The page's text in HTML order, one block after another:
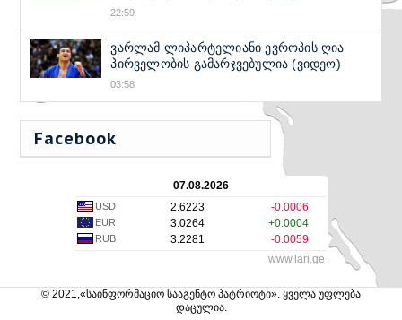
22:59
ვარლამ ლიპარტელიანი ევროპის ღია
პირველობის გამარჯვებულია (ვიდეო)
03:58
Facebook
07.08.2026
USD 2.6223 -0.0006
EUR 3.0264 +0.0004
RUB 3.2281
-0.0059
www.lari.ge
© 2021,«საინფორმაციო სააგენტო პატრიოტი». ყველა უფლება
დაცულია.